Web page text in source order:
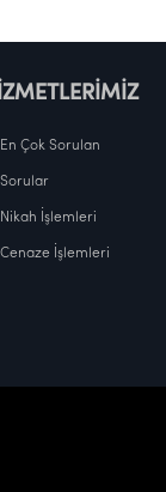
En Çok Sorulan
Sorular
Nikah İşlemleri
Cenaze İşlemleri